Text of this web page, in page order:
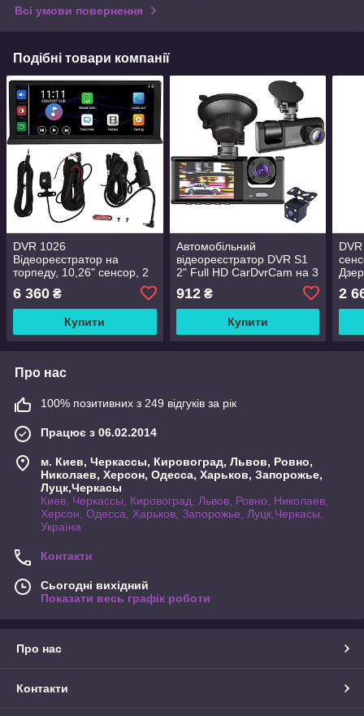
Всі умови повернення
Подібні товари компанії
DVR 1026
Відеореєстратор на
торпеду, 10,26" сенсор, 2
transmit+AUX+Airplay+Screen
Mirroring
6 360 ₴
Купити
Автомобільний
відеореєстратор DVR S1
2" Full HD CarDvrCam на 3
камери (камера заднього
огляду)
912₴
Купити
2
Про нас
100% позитивних з 249 відгуків за рік
Працює з 06.02.2014
м. Киев, Черкассы, Кировоград, Львов, Ровно,
Николаев, Херсон, Одесса, Харьков, Запорожье,
Луцк,Черкасы
Киев, Черкассы, Кировоград, Львов, Ровно, Николаев,
Херсон, Одесса, Харьков, Запорожье, Луцк,Черкасы,
Україна
Контакти
Сьогодні вихідний
Показати весь графік роботи
Про нас
Контакти